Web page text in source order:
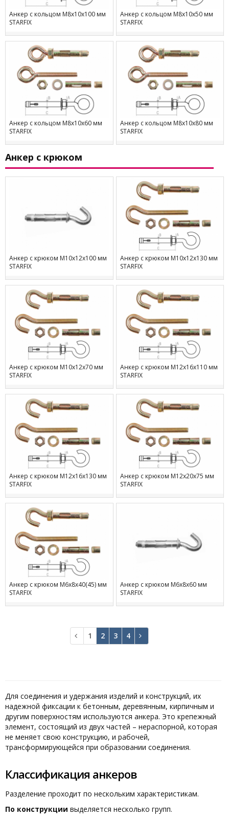
Анкер с кольцом М8х10х100 мм
STARFIX
Анкер с кольцом М8х10х50 мм
STARFIX
Анкер с кольцом М8х10х60 мм
STARFIX
Анкер с кольцом М8х10х80 мм
STARFIX
Анкер с крюком
Анкер с крюком М10х12х100 мм
STARFIX
Анкер с крюком М10х12х130 мм
STARFIX
Анкер с крюком М10х12х70 мм
STARFIX
Анкер с крюком М12х16х110 мм
STARFIX
Анкер с крюком М12х16х130 мм
STARFIX
Анкер с крюком М12х20х75 мм
STARFIX
Анкер с крюком М6х8х40(45) мм
STARFIX
Анкер с крюком М6х8х60 мм
STARFIX
1 2 3
4
Для соединения и удержания изделий и конструкций, их
надежной фиксации к бетонным, деревянным, кирпичным и
другим поверхностям используются анкера. Это крепежный
элемент, состоящий из двух частей – нераспорной, которая
не меняет свою конструкцию, и рабочей,
трансформирующейся при образовании соединения.
Классификация анкеров
Разделение проходит по нескольким характеристикам.
По конструкции выделяется несколько групп.